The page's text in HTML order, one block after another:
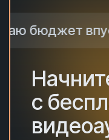
впустую 😫
с